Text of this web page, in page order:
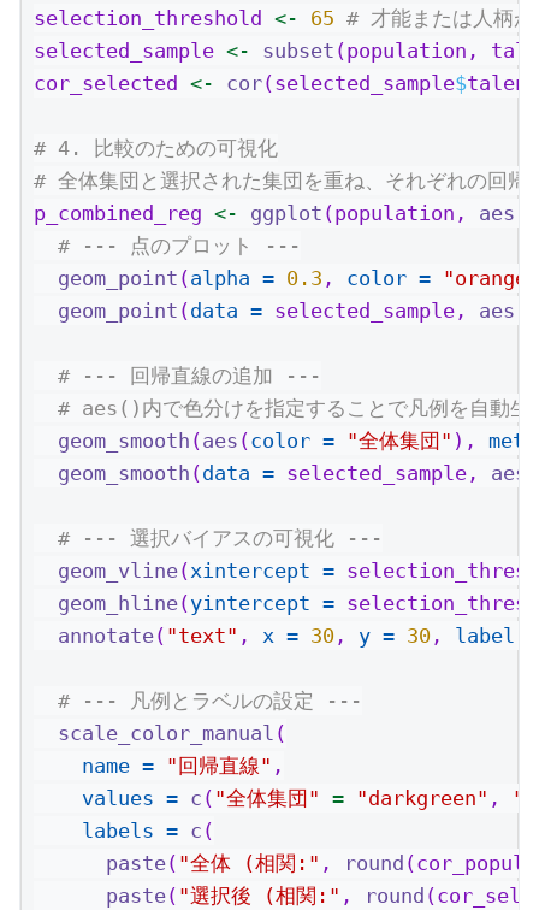
selection_threshold <- 65 # 才能または人柄
selected_sample <- subset (population,
cor_selected <- cor(selected_sample$
# 4. 比較のための可視化
# 全体集団と選択された集団を重ね、それぞれの回帰
p_combined_reg <- ggplot (population, aes
# --- 点のプロット ---
geom_point (alpha = 0.3 , color = "orange"
geom_point (data = selected_sample, aes
# --- 回帰直線の追加 ---
# aes()内で色分けを指定することで凡例を自動生
geom_smooth (aes (color = "全体集団" ),
geom_smooth (data = selected_sample, aes
# --- 選択バイアスの可視化 ---
geom_vline(xintercept =
geom_hline(yintercept =
annotate( "text" , x = 30 , y = 30 , label =
# --- 凡例とラベルの設定 ---
scale_color_manual (
name = "回帰直線" ,
values = c ( "全体集団" = "darkgreen" , "
labels = c (
paste( "全体 (相関:" , round
paste( "選択後 (相関:" , round